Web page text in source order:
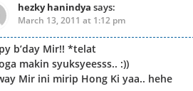
hezky hanindya says:
March 13, 2011 at 1:12 pm
b’day Mir!! *telat
makin syuksyeesss.. :))
Mir ini mirip Hong Ki yaa.. hehe